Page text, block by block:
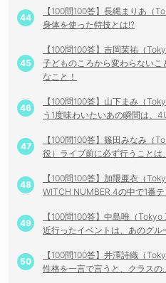
【100問100答】長縄まりあ（
身体を使った特技とは!?
【100問100答】吉岡茉祐（
子どものころから変わらない
なこと！
【100問100答】山下まみ（
う1度味わいたいあの瞬間は、
【100問100答】篠田みなみ（
役）ライブ前に必ず行うこと
【100問100答】加隈亜衣（
WITCH NUMBER 4の中で1番
【100問100答】中島唯（
近行ったイベントは、あのグル
【100問100答】井澤詩織（
性格を一言で言うと、クラスの